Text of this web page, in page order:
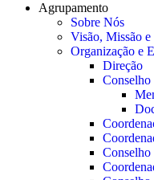
Agrupamento
Sobre Nós
Visão, Missão e
Organização e
Direção
Conselho
Conselho